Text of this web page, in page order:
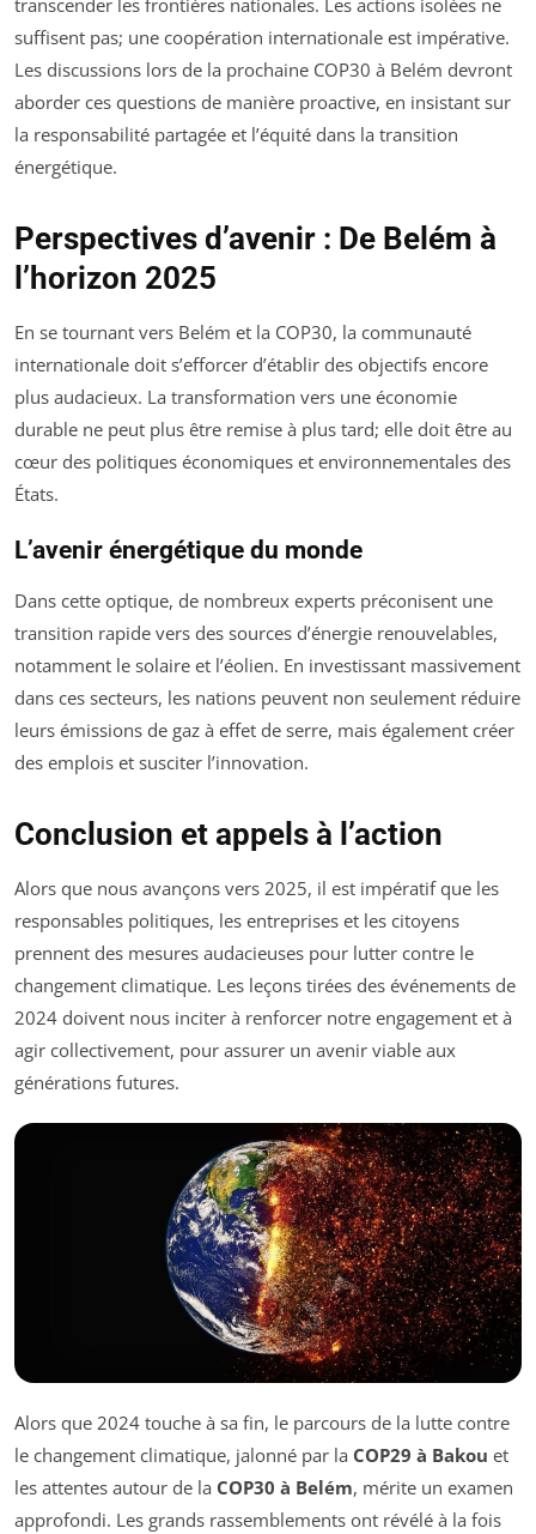
transcender les frontières nationales. Les actions isolées ne
suffisent pas; une coopération internationale est impérative.
Les discussions lors de la prochaine COP30 à Belém devront
aborder ces questions de manière proactive, en insistant sur
la responsabilité partagée et l’équité dans la transition
énergétique.
Perspectives d’avenir : De Belém à
l’horizon 2025
En se tournant vers Belém et la COP30, la communauté
internationale doit s’efforcer d’établir des objectifs encore
plus audacieux. La transformation vers une économie
durable ne peut plus être remise à plus tard; elle doit être au
cœur des politiques économiques et environnementales des
États.
L’avenir énergétique du monde
Dans cette optique, de nombreux experts préconisent une
transition rapide vers des sources d’énergie renouvelables,
notamment le solaire et l’éolien. En investissant massivement
dans ces secteurs, les nations peuvent non seulement réduire
leurs émissions de gaz à effet de serre, mais également créer
des emplois et susciter l’innovation.
Conclusion et appels à l’action
Alors que nous avançons vers 2025, il est impératif que les
responsables politiques, les entreprises et les citoyens
prennent des mesures audacieuses pour lutter contre le
changement climatique. Les leçons tirées des événements de
2024 doivent nous inciter à renforcer notre engagement et à
agir collectivement, pour assurer un avenir viable aux
générations futures.
Alors que 2024 touche à sa fin, le parcours de la lutte contre
le changement climatique, jalonné par la COP29 à Bakou et
les attentes autour de la COP30 à Belém, mérite un examen
approfondi. Les grands rassemblements ont révélé à la fois